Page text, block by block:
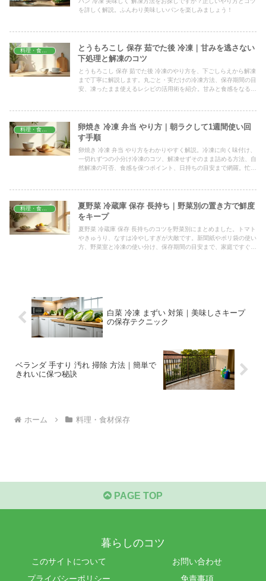
を詳しく解説。ふんわり美味しいパンを楽しみましょう！
料理・食材保存
とうもろこし 保存 茹でた後 冷凍｜甘みを逃さない
下処理と解凍のコツ
とうもろこし 保存 茹でた後 冷凍のやり方を、下ごしらえから解凍
まで丁寧に解説します。丸ごと・実だけの冷凍方法、保存期間の目
安、凍ったまま使えるレシピの活用術を紹介。甘みと食感をなるべ
料理・食材保存
卵焼き 冷凍 弁当 やり方｜朝ラクして1週間使い回
す手順
卵焼き 冷凍 弁当 やり方をわかりやすく解説。冷凍に向く味付け、
一切れずつの小分け冷凍のコツ、解凍せずそのまま詰める方法、自
然解凍の可否、食感を保つポイント、日持ちの目安まで網羅。忙し
料理・食材保存
夏野菜 冷蔵庫 保存 長持ち｜野菜別の置き方で鮮度
をキープ
夏野菜 冷蔵庫 保存 長持ちのコツを野菜別にまとめました。トマト
やきゅうり、なすは冷やしすぎが大敵です。新聞紙やポリ袋の使い
方、野菜室と冷凍の使い分け、保存期間の目安まで、家庭ですぐ試
白菜 冷凍 まずい 対策｜美味しさキープ
の保存テクニック
ベランダ 手すり 汚れ 掃除 方法｜簡単で
きれいに保つ秘訣
ホーム 料理・食材保存
PAGE TOP
暮らしのコツ
このサイトについて
お問い合わせ
プライバシーポリシー
免責事項